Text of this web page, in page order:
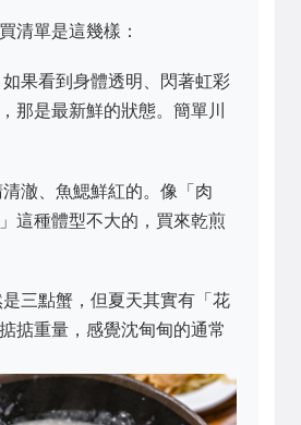
清單是這幾樣：
如果看到身體透明、閃著虹彩
那是最新鮮的狀態。簡單川
澈、魚鰓鮮紅的。像「肉
這種體型不大的，買來乾煎
三點蟹，但夏天其實有「花
掂重量，感覺沈甸甸的通常